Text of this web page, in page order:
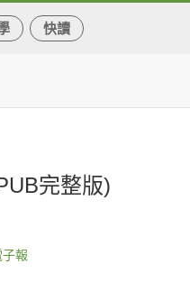
快讀
完整版)
報